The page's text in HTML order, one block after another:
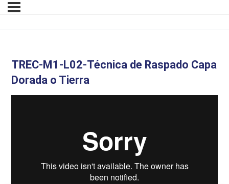
TREC-M1-L02-Técnica de Raspado Capa
Dorada o Tierra